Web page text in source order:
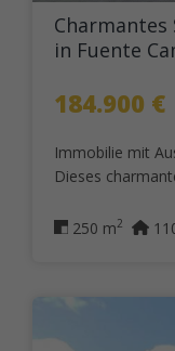
in Fuente
184.900 €
Immobilie mit
Dieses
250 m2